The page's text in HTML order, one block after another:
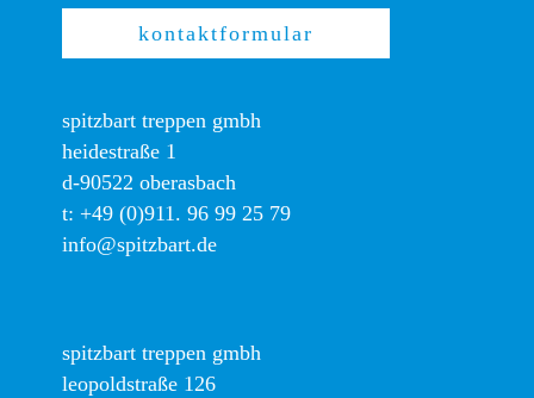
kontaktformular
spitzbart treppen gmbh
heidestraße 1
d-90522 oberasbach
t: +49 (0)911. 96 99 25 79
info@spitzbart.de
spitzbart treppen gmbh
leopoldstraße 126